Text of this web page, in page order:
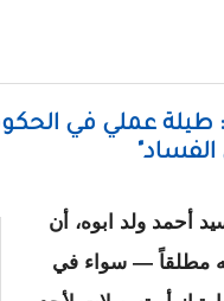
حَمد وحُلْمه
طيلة عملي في
الفساد"
أحمد ولد ابوه، أن
مطلقاً — سواء في